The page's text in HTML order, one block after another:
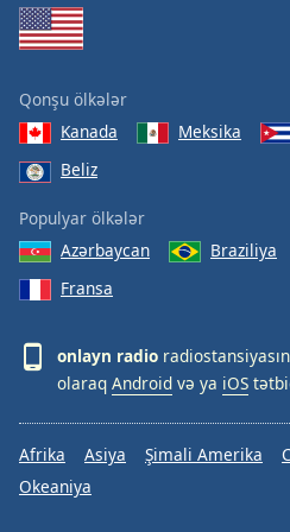
Qonşu ölkələr
Kanada
Meksika
Beliz
Populyar ölkələr
Azərbaycan
Braziliya
Fransa
onlayn radio
olaraq Android və ya iOS
Afrika Asiya Şimali Amerika
Okeaniya